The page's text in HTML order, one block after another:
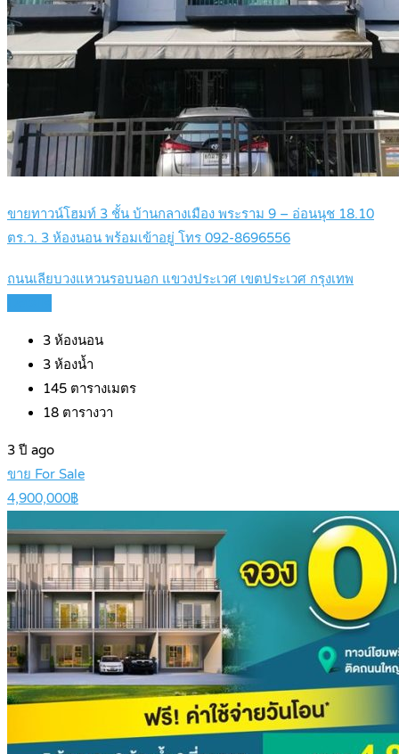
ขายทาวน์โฮมท์ 3 ชั้น บ้านกลางเมือง พระราม 9 – อ่อนนุช 18.10
ตร.ว. 3 ห้องนอน พร้อมเข้าอยู่ โทร 092-8696556
ถนนเลียบวงแหวนรอบนอก แขวงประเวศ เขตประเวศ กรุงเทพ
3 ห้องนอน
3 ห้องน้ำ
145 ตารางเมตร
18 ตารางวา
3 ปี ago
ขาย For Sale
4,900,000฿